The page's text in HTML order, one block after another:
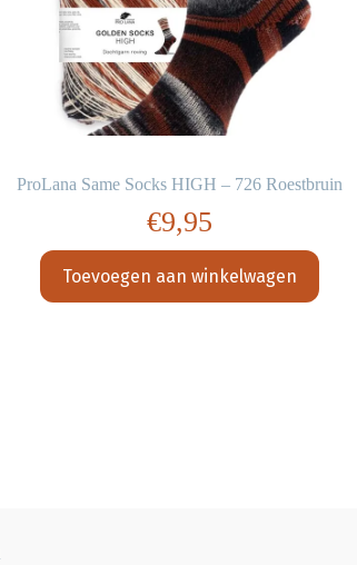
ProLana Same Socks HIGH – 726 Roestbruin
€9,95
Toevoegen aan winkelwagen